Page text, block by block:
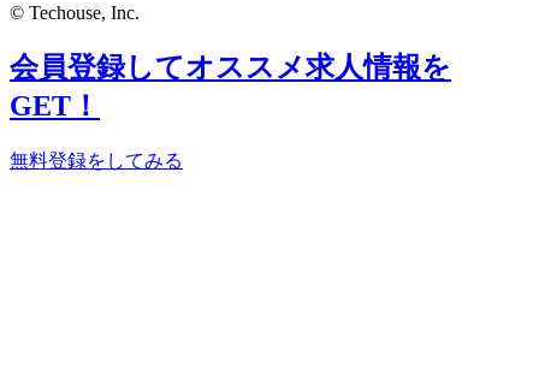
© Techouse, Inc.
会員登録してオススメ求人情報を
GET！
無料登録をしてみる